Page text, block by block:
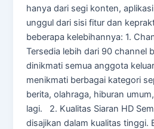
hanya dari segi konten,
unggul dari sisi fitur dan
beberapa kelebihannya: 1.
Tersedia lebih dari 90 channel
dinikmati semua anggota
menikmati berbagai kategori
berita, olahraga, hiburan
lagi. 2. Kualitas Siaran HD
disajikan dalam kualitas tinggi.